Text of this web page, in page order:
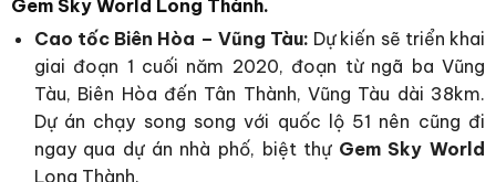
Gem Sky World Long Thành.
Cao tốc Biên Hòa – Vũng Tàu: Dự kiến sẽ triển khai
giai đoạn 1 cuối năm 2020, đoạn từ ngã ba Vũng
Tàu, Biên Hòa đến Tân Thành, Vũng Tàu dài 38km.
Dự án chạy song song với quốc lộ 51 nên cũng đi
ngay qua dự án nhà phố, biệt thự Gem Sky World
Long Thành.